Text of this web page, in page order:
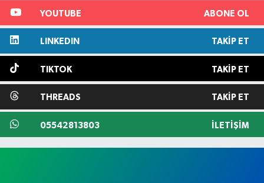
YOUTUBE ABONE OL
LINKEDIN TAKIP ET
TIKTOK TAKIP ET
THREADS TAKIP ET
05542813803 İLETIŞIM